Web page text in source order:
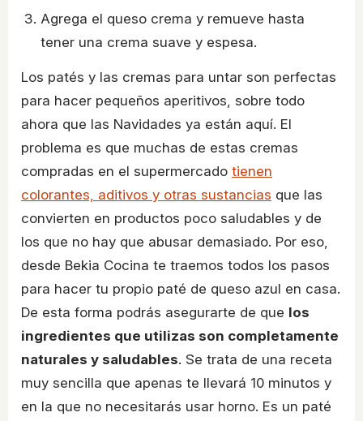
Agrega el queso crema y remueve hasta
tener una crema suave y espesa.
Los patés y las cremas para untar son perfectas
para hacer pequeños aperitivos, sobre todo
ahora que las Navidades ya están aquí. El
problema es que muchas de estas cremas
compradas en el supermercado tienen
colorantes, aditivos y otras sustancias que las
convierten en productos poco saludables y de
los que no hay que abusar demasiado. Por eso,
desde Bekia Cocina te traemos todos los pasos
para hacer tu propio paté de queso azul en casa.
De esta forma podrás asegurarte de que los
ingredientes que utilizas son completamente
naturales y saludables. Se trata de una receta
muy sencilla que apenas te llevará 10 minutos y
en la que no necesitarás usar horno. Es un paté